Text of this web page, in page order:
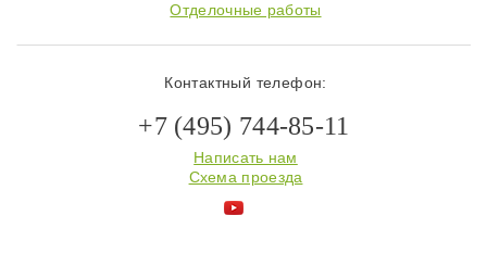
Отделочные работы
Контактный телефон:
+7 (495) 744-85-11
Написать нам
Схема проезда